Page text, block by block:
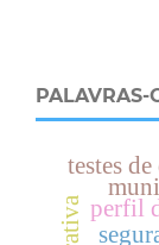
PALAVRAS-
testes
perfil